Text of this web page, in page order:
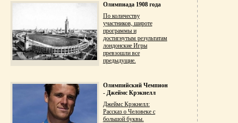
Олимпиада 1908 года
По количеству
участников, широте
программы и
достигнутым результатам
лондонские Игры
превзошли все
предыдущие.
Олимпийский Чемпион
- Джеймс Крэкнелл
Джеймс Крэкнелл:
Рассказ о Человеке с
большой буквы.